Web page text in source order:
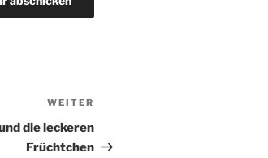
Beitrag
WEITER
die leckeren
Früchtchen